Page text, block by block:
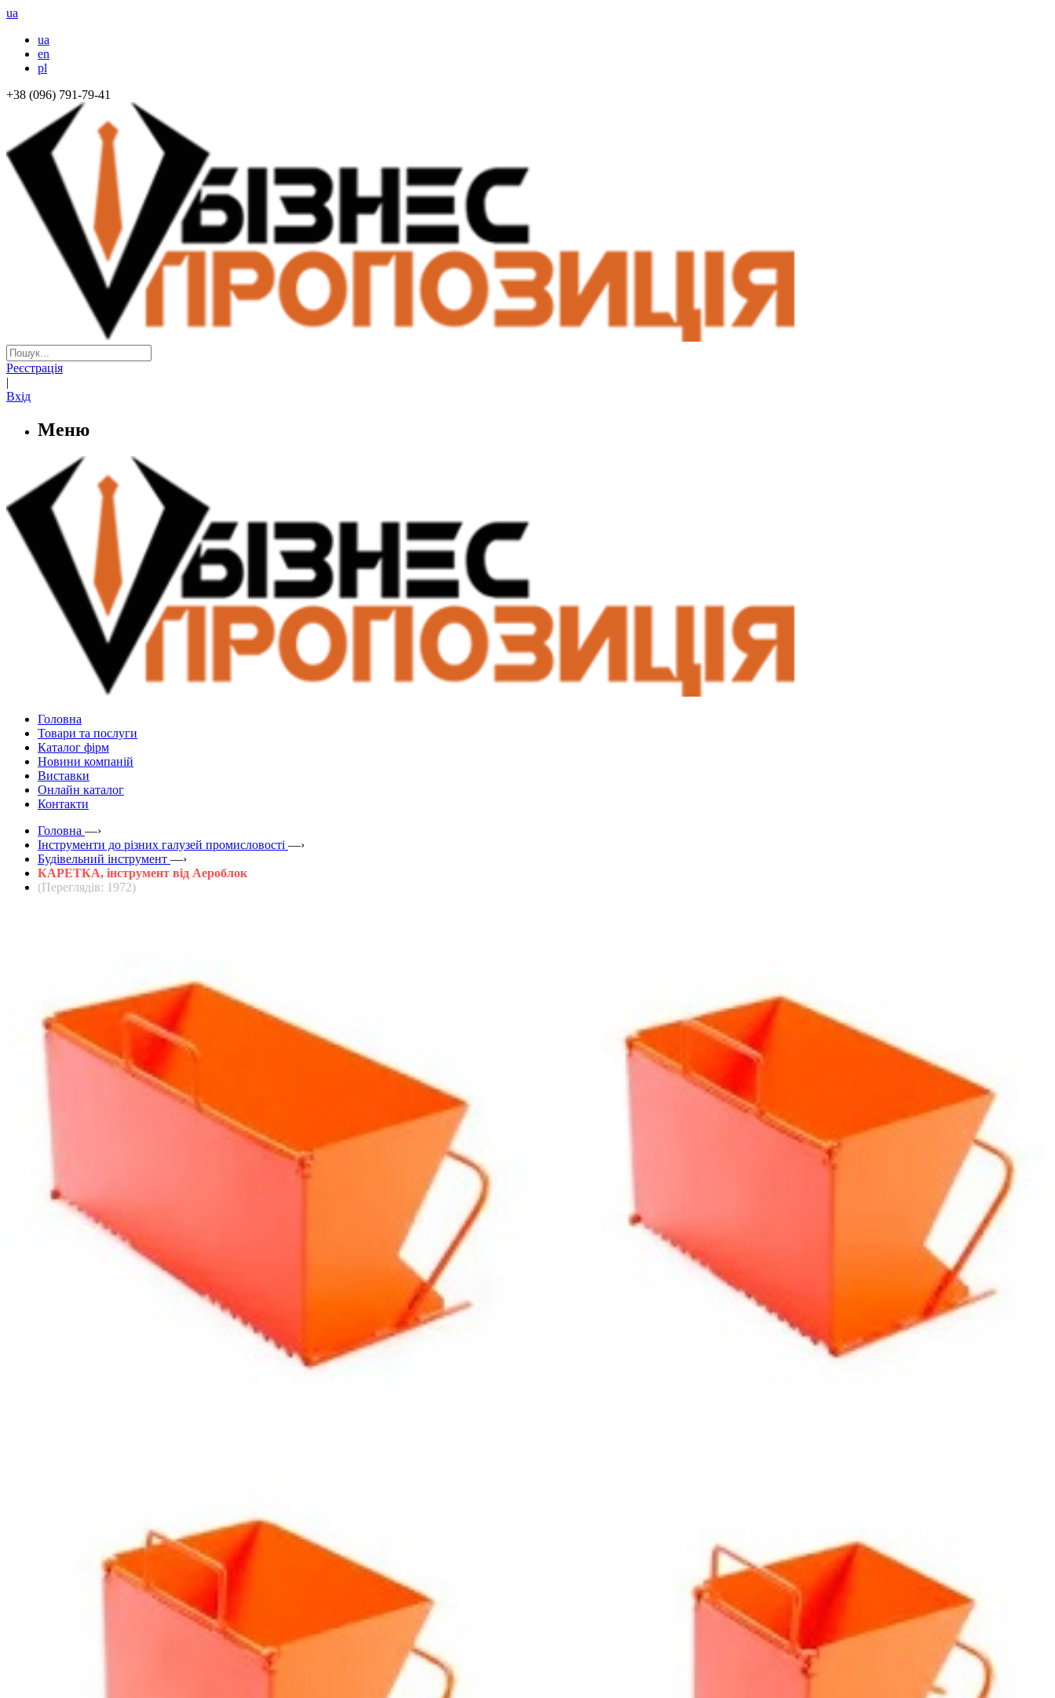
ua
ua
en
pl
+38 (096) 791-79-41
Реєстрація
|
Вхід
Меню
Головна
Товари та послуги
Каталог фірм
Новини компаній
Виставки
Онлайн каталог
Контакти
Головна —›
Інструменти до різних галузей промисловості —›
Будівельний інструмент —›
КАРЕТКА, інструмент від Аероблок
(Переглядів: 1972)